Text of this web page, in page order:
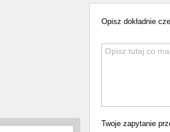
Opisz dokładnie
Twoje zapytanie